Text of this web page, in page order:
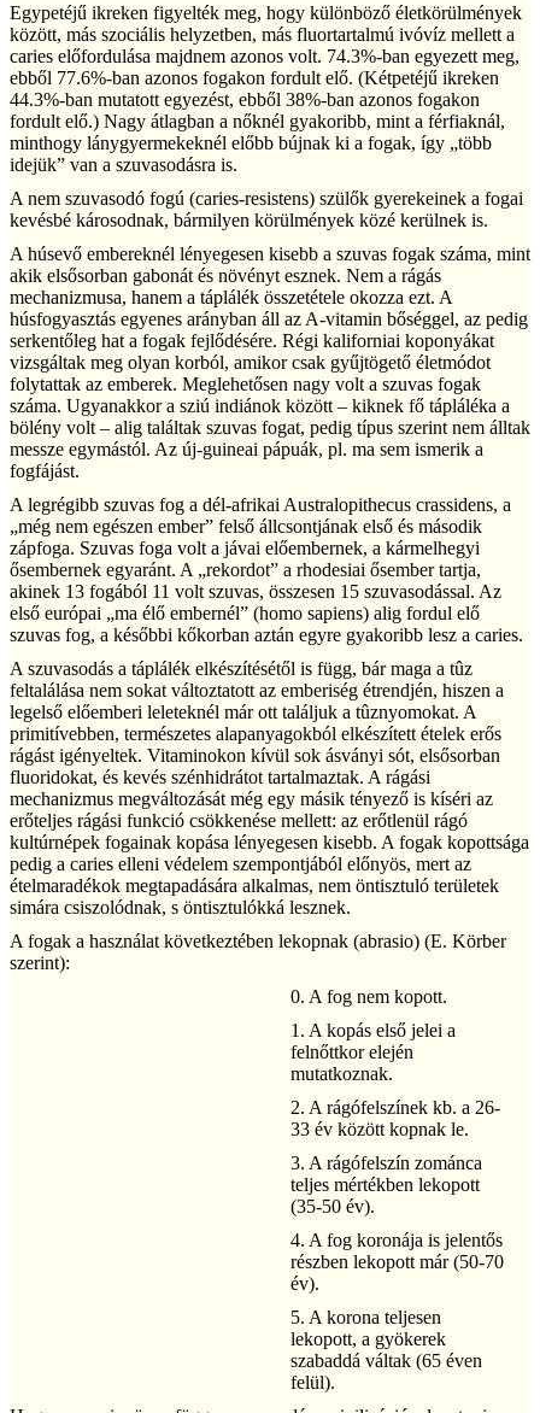
Egypetéjű ikreken figyelték meg, hogy különböző életkörülmények
között, más szociális helyzetben, más fluortartalmú ivóvíz mellett a
caries előfordulása majdnem azonos volt. 74.3%-ban egyezett meg,
ebből 77.6%-ban azonos fogakon fordult elő. (Kétpetéjű ikreken
44.3%-ban mutatott egyezést, ebből 38%-ban azonos fogakon
fordult elő.) Nagy átlagban a nőknél gyakoribb, mint a férfiaknál,
minthogy lánygyermekeknél előbb bújnak ki a fogak, így „több
idejük” van a szuvasodásra is.
A nem szuvasodó fogú (caries-resistens) szülők gyerekeinek a fogai
kevésbé károsodnak, bármilyen körülmények közé kerülnek is.
A húsevő embereknél lényegesen kisebb a szuvas fogak száma, mint
akik elsősorban gabonát és növényt esznek. Nem a rágás
mechanizmusa, hanem a táplálék összetétele okozza ezt. A
húsfogyasztás egyenes arányban áll az A-vitamin bőséggel, az pedig
serkentőleg hat a fogak fejlődésére. Régi kaliforniai koponyákat
vizsgáltak meg olyan korból, amikor csak gyűjtögető életmódot
folytattak az emberek. Meglehetősen nagy volt a szuvas fogak
száma. Ugyanakkor a sziú indiánok között – kiknek fő tápláléka a
bölény volt – alig találtak szuvas fogat, pedig típus szerint nem álltak
messze egymástól. Az új-guineai pápuák, pl. ma sem ismerik a
fogfájást.
A legrégibb szuvas fog a dél-afrikai Australopithecus crassidens, a
„még nem egészen ember” felső állcsontjának első és második
zápfoga. Szuvas foga volt a jávai előembernek, a kármelhegyi
ősembernek egyaránt. A „rekordot” a rhodesiai ősember tartja,
akinek 13 fogából 11 volt szuvas, összesen 15 szuvasodással. Az
első európai „ma élő embernél” (homo sapiens) alig fordul elő
szuvas fog, a későbbi kőkorban aztán egyre gyakoribb lesz a caries.
A szuvasodás a táplálék elkészítésétől is függ, bár maga a tûz
feltalálása nem sokat változtatott az emberiség étrendjén, hiszen a
legelső előemberi leleteknél már ott találjuk a tûznyomokat. A
primitívebben, természetes alapanyagokból elkészített ételek erős
rágást igényeltek. Vitaminokon kívül sok ásványi sót, elsősorban
fluoridokat, és kevés szénhidrátot tartalmaztak. A rágási
mechanizmus megváltozását még egy másik tényező is kíséri az
erőteljes rágási funkció csökkenése mellett: az erőtlenül rágó
kultúrnépek fogainak kopása lényegesen kisebb. A fogak kopottsága
pedig a caries elleni védelem szempontjából előnyös, mert az
ételmaradékok megtapadására alkalmas, nem öntisztuló területek
simára csiszolódnak, s öntisztulókká lesznek.
A fogak a használat következtében lekopnak (abrasio) (E. Körber
szerint):
0. A fog nem kopott.
1. A kopás első jelei a
felnőttkor elején
mutatkoznak.
2. A rágófelszínek kb. a 26-
33 év között kopnak le.
3. A rágófelszín zománca
teljes mértékben lekopott
(35-50 év).
4. A fog koronája is jelentős
részben lekopott már (50-70
év).
5. A korona teljesen
lekopott, a gyökerek
szabaddá váltak (65 éven
felül).